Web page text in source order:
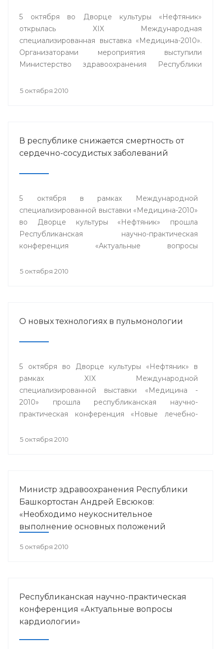
5 октября во Дворце культуры «Нефтяник»
открылась XIX Международная
специализированная выставка «Медицина-2010».
Организаторами мероприятия выступили
Министерство здравоохранения Республики
ГУП «Медтехника» РБ при содействии Торгово-
5 октября 2010
В республике снижается смертность от
сердечно-сосудистых заболеваний
5 октября в рамках Международной
специализированной выставки «Медицина-2010»
во Дворце культуры «Нефтяник» прошла
Республиканская научно-практическая
конференция «Актуальные вопросы
5 октября 2010
О новых технологиях в пульмонологии
5 октября во Дворце культуры «Нефтяник» в
рамках XIX Международной
специализированной выставки «Медицина -
2010» прошла республиканская научно-
практическая конференция «Новые лечебно-
в пульмонологии».
5 октября 2010
Министр здравоохранения Республики
Башкортостан Андрей Евсюков:
«Необходимо неукоснительное
выполнение основных положений
5 октября 2010
Республиканская научно-практическая
конференция «Актуальные вопросы
кардиологии»